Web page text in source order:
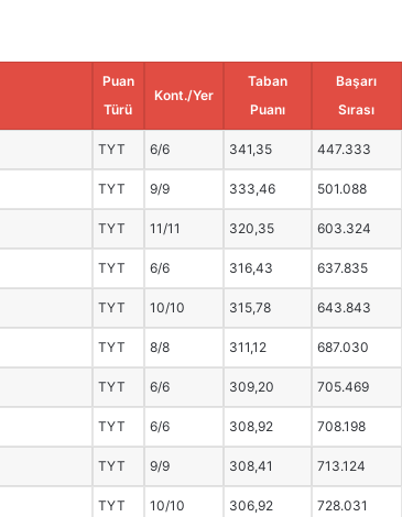
Puan
Türü
Kont./Yer
Taban
Puanı
Başarı
Sırası
TYT 6/6 341,35 447.333
TYT 9/9 333,46 501.088
TYT 11/11 320,35 603.324
TYT 6/6 316,43 637.835
TYT 10/10 315,78 643.843
TYT 8/8 311,12 687.030
TYT 6/6 309,20 705.469
TYT 6/6 308,92 708.198
TYT 9/9 308,41 713.124
TYT 10/10 306,92 728.031